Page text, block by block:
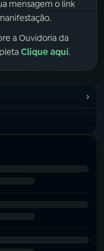
mensagem o link
a Ouvidoria da
Clique aqui.
›